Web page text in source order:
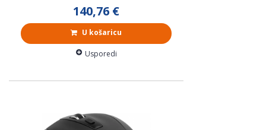
140,76 €
U košaricu
Usporedi